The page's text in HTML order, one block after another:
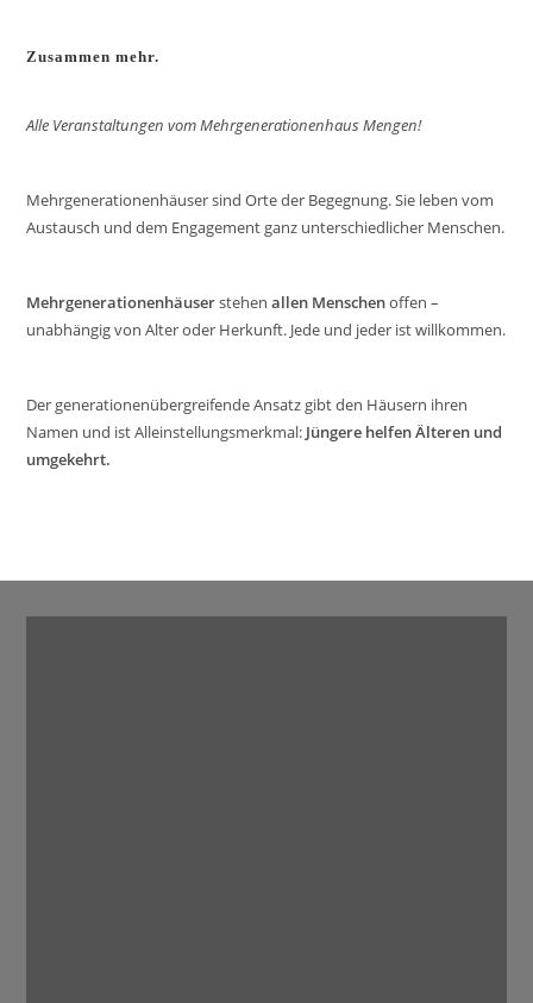
Zusammen mehr.
Alle Veranstaltungen vom Mehrgenerationenhaus Mengen!
Mehrgenerationenhäuser sind Orte der Begegnung. Sie leben vom
Austausch und dem Engagement ganz unterschiedlicher Menschen.
Mehrgenerationenhäuserstehenallen Menschenoffen –
unabhängig von Alter oder Herkunft. Jede und jeder ist willkommen.
Der generationenübergreifende Ansatz gibt den Häusern ihren
Namen und ist Alleinstellungsmerkmal: Jüngere helfen Älteren und
umgekehrt.